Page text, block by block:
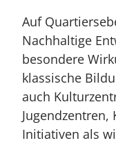
Auf
Nachhaltige
besondere
klassische
auch
Initiativen als